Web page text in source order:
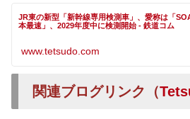
JR東の新型「新幹線専用検測車」、愛称は「
本最速」、2029年度中に検測開始 - 鉄道コム
www.tetsudo.com
関連ブログリンク（